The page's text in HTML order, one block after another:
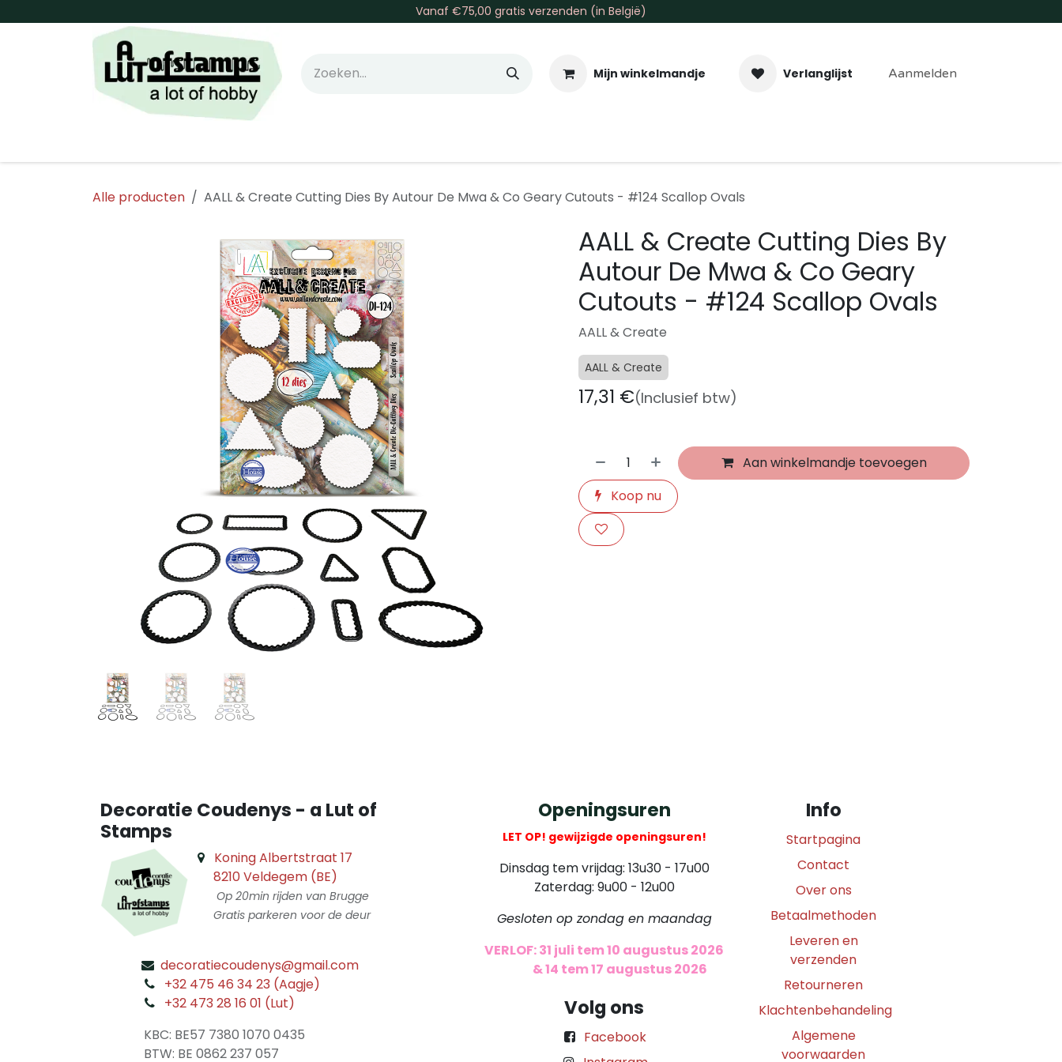
Vanaf €75,00 gratis verzenden (in België)
Mijn winkelmandje Verlanglijst Aanmelden
Alle producten AALL & Create Cutting Dies By Autour De Mwa & Co Geary Cutouts - #124 Scallop Ovals
AALL & Create Cutting Dies By
Autour De Mwa & Co Geary
Cutouts - #124 Scallop Ovals
AALL & Create
AALL & Create
17,31 €(Inclusief btw)
Aan winkelmandje toevoegen
Koop nu
Decoratie Coudenys - a Lut of
Stamps
Koning Albertstraat 17
8210 Veldegem (BE)
Op 20min rijden van Brugge
Gratis parkeren voor de deur
decoratiecoudenys@gmail.com
+32 475 46 34 23 (Aagje)
+32 473 28 16 01 (Lut)
KBC: BE57 7380 1070 0435
​ BTW: BE 0862 237 057
Openingsuren
LET OP! gewijzigde openingsuren!
Dinsdag tem vrijdag: 13u30 - 17u00
Zaterdag: 9u00 - 12u00
Gesloten op zondag en maandag
VERLOF: 31 juli tem 10 augustus 2026
& 14 tem 17 augustus 2026
Info
Startpagina
Contact
Over ons
Betaalmethoden
Leveren en
verzenden
Retourneren
Klachtenbehandeling
Algemene
voorwaarden
Volg ons
Facebook